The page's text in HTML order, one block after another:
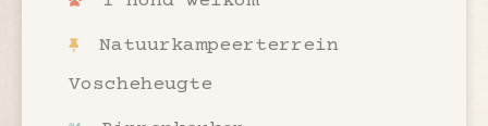
Natuurkampeerterrein
Voscheheugte